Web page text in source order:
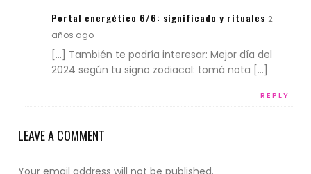
Portal energético 6/6: significado y rituales 2
años ago
REPLY
[…] También te podría interesar: Mejor día del
2024 según tu signo zodiacal: tomá nota […]
LEAVE A COMMENT